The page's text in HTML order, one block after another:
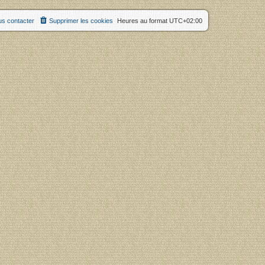
Heures au format UTC+02:00
Supprimer les cookies
contacter